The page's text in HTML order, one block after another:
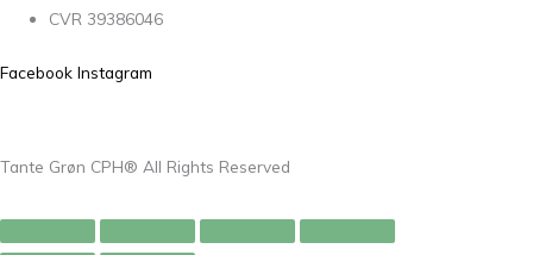
CVR 39386046
Facebook Instagram
Tante Grøn CPH® All Rights Reserved